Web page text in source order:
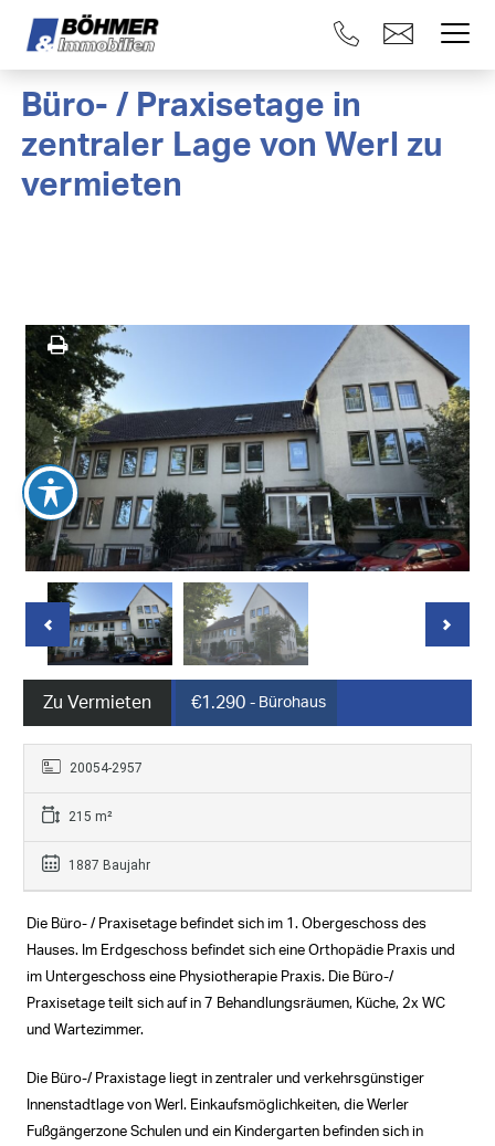
Zu Vermieten €1.290 - Bürohaus
20054-2957
215 m²
1887 Baujahr
Die Büro- / Praxisetage befindet sich im 1. Obergeschoss des
Hauses. Im Erdgeschoss befindet sich eine Orthopädie Praxis und
im Untergeschoss eine Physiotherapie Praxis. Die Büro-/
Praxisetage teilt sich auf in 7 Behandlungsräumen, Küche, 2x WC
und Wartezimmer.
Die Büro-/ Praxistage liegt in zentraler und verkehrsgünstiger
Innenstadtlage von Werl. Einkaufsmöglichkeiten, die Werler
Fußgängerzone Schulen und ein Kindergarten befinden sich in